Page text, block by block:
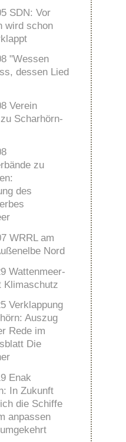
SDN: Vor
wird schon
"Wessen
dessen Lied
Verein
Scharhörn-
zu
des
WRRL am
Nord
Wattenmeer-
Klimaschutz
Verklappung
Auszug
Rede im
Die
Enak
In Zukunft
die Schiffe
anpassen